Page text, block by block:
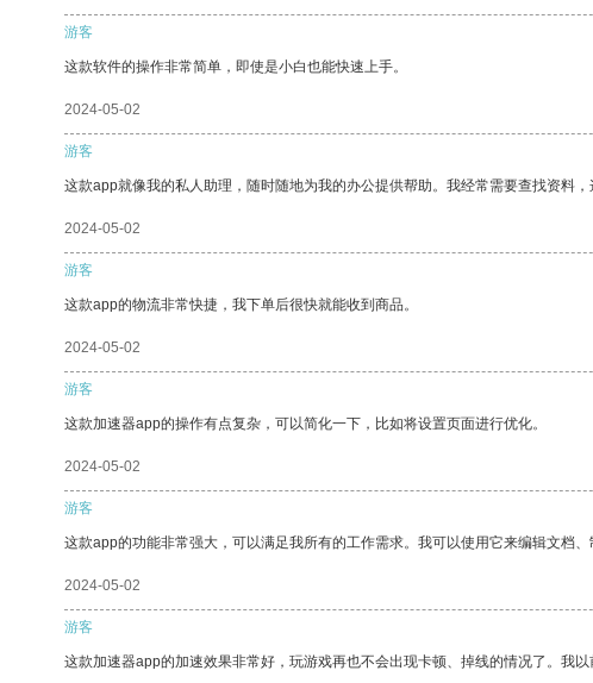
游客
这款软件的操作非常简单，即使是小白也能快速上手。
2024-05-02
游客
这款app就像我的私人助理，随时随地为我的办公提供帮助。我经常需要查找资料
2024-05-02
游客
这款app的物流非常快捷，我下单后很快就能收到商品。
2024-05-02
游客
这款加速器app的操作有点复杂，可以简化一下，比如将设置页面进行优化。
2024-05-02
游客
这款app的功能非常强大，可以满足我所有的工作需求。我可以使用它来编辑文档、
2024-05-02
游客
这款加速器app的加速效果非常好，玩游戏再也不会出现卡顿、掉线的情况了。我